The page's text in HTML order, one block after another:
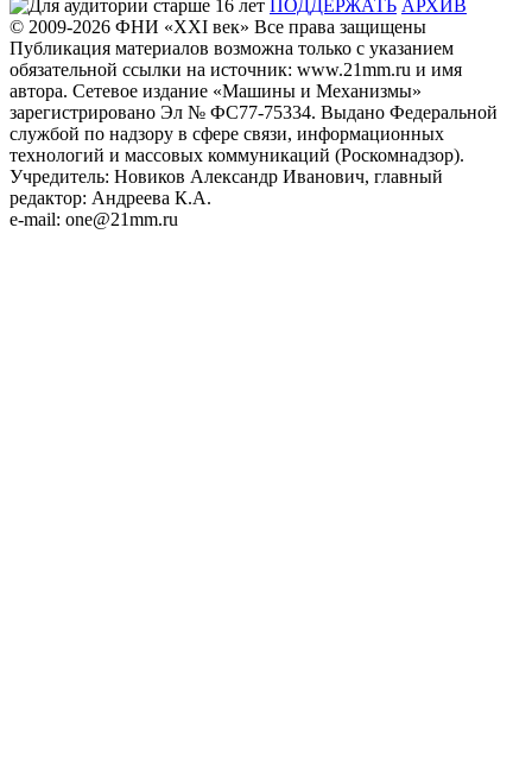
ПОДДЕРЖАТЬ АРХИВ
© 2009-2026 ФHИ «XXI век» Все права защищены
Публикация материалов возможна только с указанием
обязательной ссылки на источник: www.21mm.ru и имя
автора. Сетевое издание «Машины и Механизмы»
зарегистрировано Эл № ФС77-75334. Выдано Федеральной
службой по надзору в сфере связи, информационных
технологий и массовых коммуникаций (Роскомнадзор).
Учредитель: Новиков Александр Иванович, главный
редактор: Андреева К.А.
e-mail: one@21mm.ru